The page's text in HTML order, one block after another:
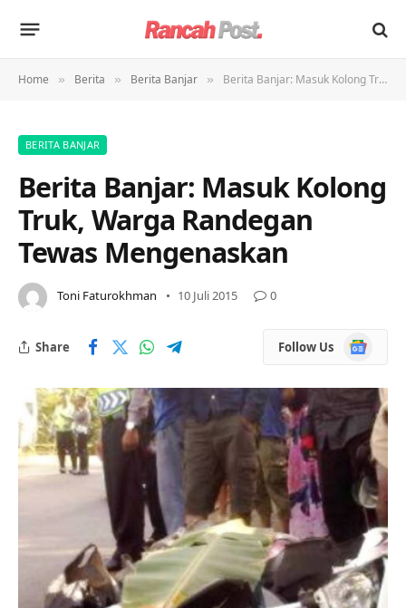
Home » Berita » Berita Banjar » Berita Banjar: Masuk Kolong Truk, Warga Randegan Tewas Mengenaskan
BERITA BANJAR
Berita Banjar: Masuk Kolong
Truk, Warga Randegan
Tewas Mengenaskan
Toni Faturokhman 10 Juli 2015 0
Share Follow Us
Google
News